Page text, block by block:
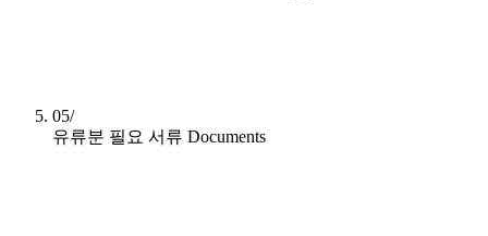
05/
유류분 필요 서류 Documents